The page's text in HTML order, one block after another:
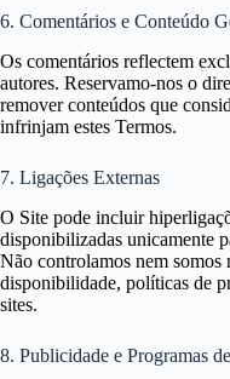
6. Comentários e Conteúdo
Os comentários reflectem
autores. Reservamo-nos o
remover conteúdos que
infrinjam estes Termos.
7. Ligações Externas
O Site pode incluir
disponibilizadas unicamente
Não controlamos nem somos
disponibilidade, políticas de
sites.
8. Publicidade e Programas